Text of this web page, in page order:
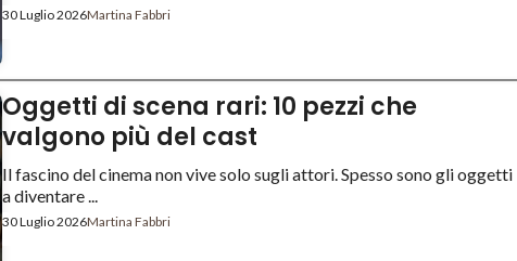
30 Luglio 2026Martina Fabbri
Oggetti di scena rari: 10 pezzi che
valgono più del cast
Il fascino del cinema non vive solo sugli attori. Spesso sono gli oggetti
a diventare ...
30 Luglio 2026Martina Fabbri